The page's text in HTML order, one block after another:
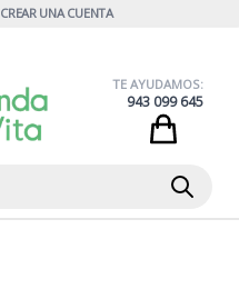
CREAR UNA CUENTA
Buscar
TE AYUDAMOS:
943 099 645